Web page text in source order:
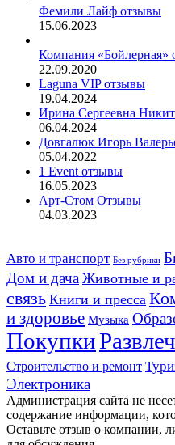
Фемили Лайф отзывы
15.06.2023
Компания «Бойлерная»
22.09.2020
Laguna VIP отзывы
19.04.2024
Ирина Сергеевна
06.04.2024
Довгалюк Игорь
05.04.2022
1 Event отзывы
16.05.2023
Арт-Стом Отзывы
04.03.2023
Авто и транспорт Без рубрики
Дом и дача Животные и
связь Книги и пресса
и здоровье Музыка
Покупки
Строительство и ремонт
Электроника
Администрация сайта не
содержание информации,
Оставьте отзыв о компании,